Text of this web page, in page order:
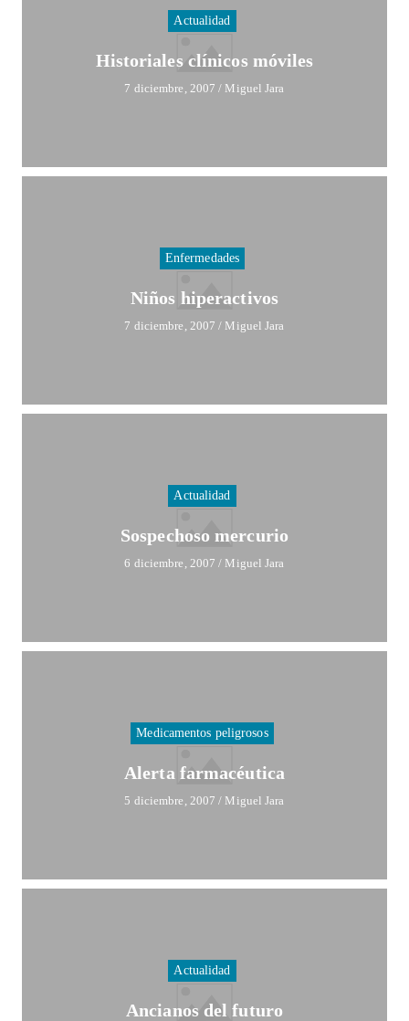
Actualidad
Historiales clínicos móviles
7 diciembre, 2007 / Miguel Jara
Enfermedades
Niños hiperactivos
7 diciembre, 2007 / Miguel Jara
Actualidad
Sospechoso mercurio
6 diciembre, 2007 / Miguel Jara
Medicamentos peligrosos
Alerta farmacéutica
5 diciembre, 2007 / Miguel Jara
Actualidad
Ancianos del futuro